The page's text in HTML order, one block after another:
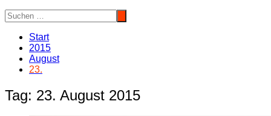
Start
2015
August
23.
Tag: 23. August 2015